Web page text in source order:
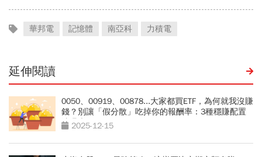
華邦電 記憶體 南亞科 力積電
延伸閱讀
0050、00919、00878...大家都買ETF，為何就我沒賺
錢？別讓「假分散」吃掉你的報酬率：3種穩賺配置
法曝光
2025-12-15